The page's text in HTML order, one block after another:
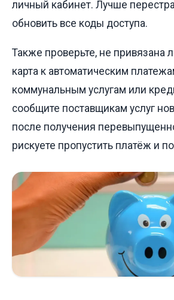
личный кабинет. Лучше
обновить все коды доступа.
Также проверьте, не привязана
карта к автоматическим
коммунальным услугам или
сообщите поставщикам услуг
после получения
рискуете пропустить платёж и